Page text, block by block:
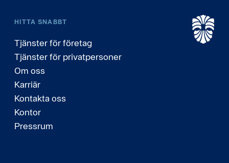
HITTA SNABBT
Tjänster för företag
Tjänster för privatpersoner
Om oss
Karriär
Kontakta oss
Kontor
Pressrum